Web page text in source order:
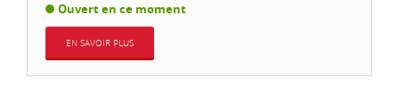
Ouvert en ce moment
EN SAVOIR PLUS